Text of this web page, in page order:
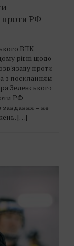
проти РФ
ВПК
рівні щодо
проти
з посиланням
Зеленського
РФ
– не
[…]